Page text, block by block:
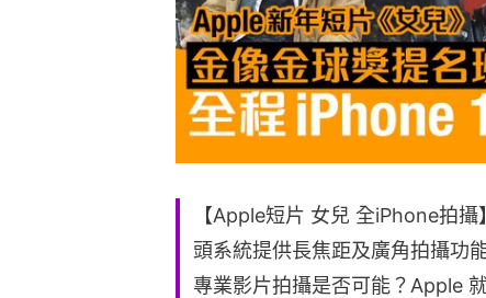
【Apple短片 女兒 全iPhone拍
頭系統提供長焦距及廣角拍攝功
專業影片拍攝是否可能？Apple